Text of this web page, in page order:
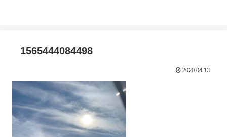
1565444084498
2020.04.13